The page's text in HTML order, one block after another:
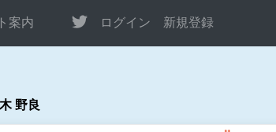
案内 ログイン 新規登録
野良